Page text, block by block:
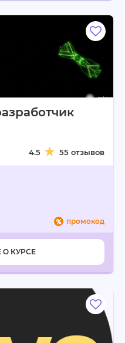
4.5 55 отзывов
промокод
КУРСЕ